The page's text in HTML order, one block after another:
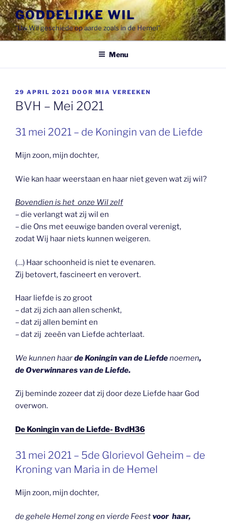
Spring
naar
de
inhoud
GODDELIJKE WIL
"Uw Wil geschiede op aarde zoals in de Hemel"
Menu
GEPLAATST
OP
29 APRIL 2021 DOOR MIA VEREEKEN
BVH – Mei 2021
31 mei 2021 – de Koningin van de Liefde
Mijn zoon, mijn dochter,
Wie kan haar weerstaan en haar niet geven wat zij wil?
Bovendien is het onze Wil zelf
– die verlangt wat zij wil en
– die Ons met eeuwige banden overal verenigt,
zodat Wij haar niets kunnen weigeren.
(…) Haar schoonheid is niet te evenaren.
Zij betovert, fascineert en verovert.
Haar liefde is zo groot
– dat zij zich aan allen schenkt,
– dat zij allen bemint en
– dat zij zeeën van Liefde achterlaat.
We kunnen haarde Koningin van de Liefdenoemen,
de Overwinnares van de Liefde.
Zij beminde zozeer dat zij door deze Liefde haar God
overwon.
De Koningin van de Liefde- BvdH36
GEPLAATST
OP
31 mei 2021 – 5de Glorievol Geheim – de
Kroning van Maria in de Hemel
Mijn zoon, mijn dochter,
de gehele Hemel zong en vierde Feestvoor haar,